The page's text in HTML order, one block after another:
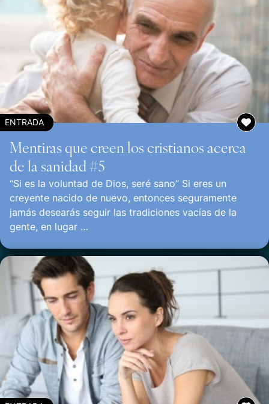
ENTRADA
Mentiras que creen los cristianos acerca
de la sanidad #5
“Si es la voluntad de Dios, seré sano” Si eres un
creyente nacido de nuevo, entonces seguramente
jamás desearás seguir las tradiciones vacías de la
gente, en lugar …